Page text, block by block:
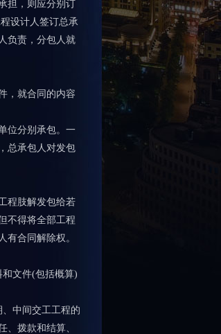
担，则应分别订
设计人签订总承
负责，分包人就
，就合同的内容
位分别承包。一
总承包人对发包
程肢解发包给若
不得将全部工程
有合同解除权。
文件(包括概算)
中间交工工程的
、拨款和结算、